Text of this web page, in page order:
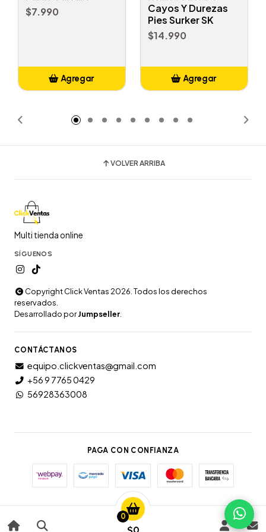
0
$7.990
Agregar
Cayos Y Durezas
Pies Surker SK
$14.990
Agregar
VOLVER ARRIBA
Multi tienda online
SÍGUENOS
Copyright Click Ventas 2026. Todos los derechos
reservados.
Desarrollado porJumpseller
CONTÁCTANOS
equipo.clickventas@gmail.com
+56 9 7765 0429
56928363008
PAGA CON CONFIANZA